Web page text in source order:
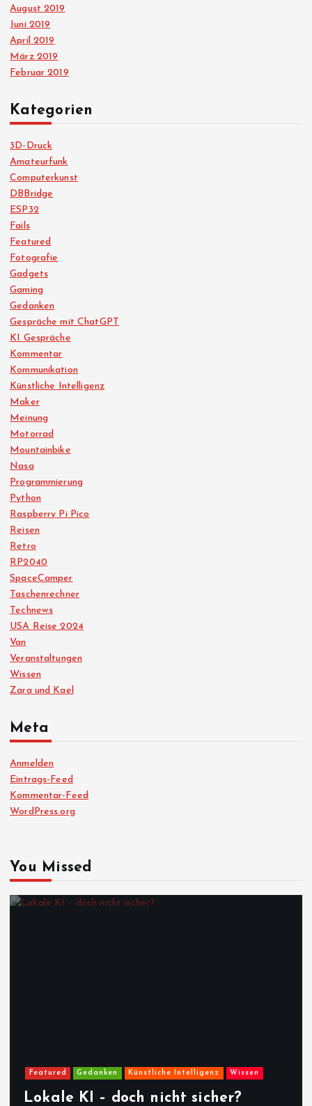
August 2019
Juni 2019
April 2019
März 2019
Februar 2019
Kategorien
3D-Druck
Amateurfunk
Computerkunst
DBBridge
ESP32
Fails
Featured
Fotografie
Gadgets
Gaming
Gedanken
Gespräche mit ChatGPT
KI Gespräche
Kommentar
Kommunikation
Künstliche Intelligenz
Maker
Meinung
Motorrad
Mountainbike
Nasa
Programmierung
Python
Raspberry Pi Pico
Reisen
Retro
RP2040
SpaceCamper
Taschenrechner
Technews
USA Reise 2024
Van
Veranstaltungen
Wissen
Zara und Kael
Meta
Anmelden
Eintrags-Feed
Kommentar-Feed
WordPress.org
You Missed
Featured Gedanken Künstliche Intelligenz Wissen
Lokale KI – doch nicht sicher?